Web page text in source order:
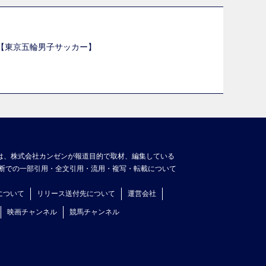
京五輪男子サッカー】
株式会社カンゼンが報道目的で取材、編集している
の一部引用・全文引用・流用・複写・転載について
ついて リリース送付先について 運営会社
映画チャンネル 競馬チャンネル